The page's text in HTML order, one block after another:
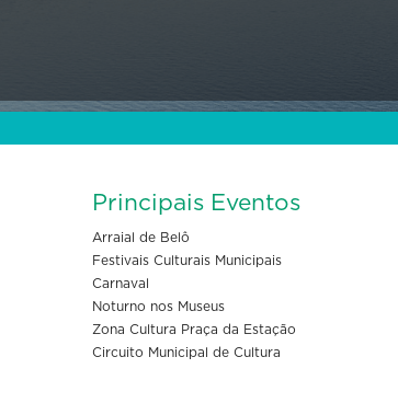
Principais Eventos
Arraial de Belô
Festivais Culturais Municipais
Carnaval
Noturno nos Museus
Zona Cultura Praça da Estação
Circuito Municipal de Cultura